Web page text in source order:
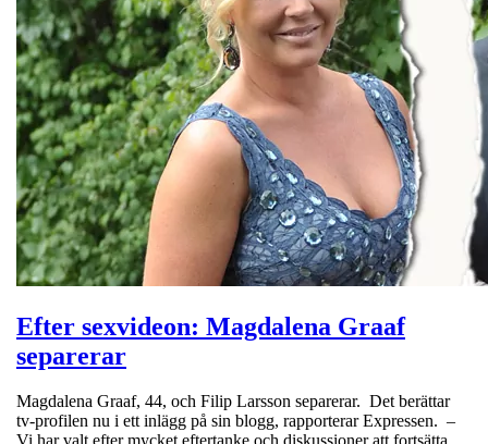
Efter sexvideon: Magdalena Graaf
separerar
Magdalena Graaf, 44, och Filip Larsson separerar. Det berättar
tv-profilen nu i ett inlägg på sin blogg, rapporterar Expressen. –